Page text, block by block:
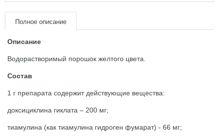
Полное описание
Описание
Водорастворимый порошок желтого цвета.
Состав
1 г препарата содержит действующие вещества:
доксициклина гиклата – 200 мг;
тиамулина (как тиамулина гидроген фумарат) - 66 мг;
Товари для гризунів
Товары для лошадей
Товары для людей
Хозряд - хозтовары оптом
Популярные зоотовары